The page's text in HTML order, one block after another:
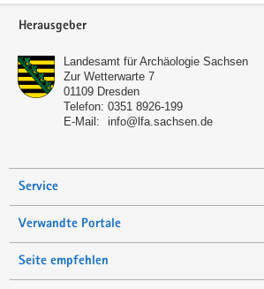
Footer-
Herausgeber
Landesamt für Archäologie Sachsen
Zur Wetterwarte 7
01109 Dresden
Telefon: 0351 8926-199
E-Mail:
info@lfa.sachsen.de
Service
Verwandte Portale
Seite empfehlen